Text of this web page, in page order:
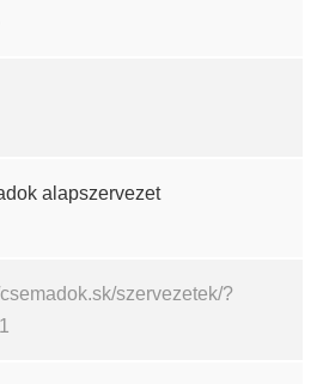
alapszervezet
szervezetek/?